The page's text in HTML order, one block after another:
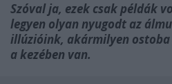
Szóval ja, ezek csak példák
legyen olyan nyugodt az
illúzióink, akármilyen ostoba
a kezében van.